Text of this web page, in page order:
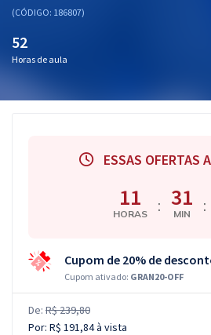
(CÓDIGO: 186807)
52
Horas de aula
ESSAS OFERTAS
11
HORAS : 31
MIN :
Cupom de 20% de
Cupom ativado: GRAN20-OFF
De: R$ 239,80
Por: R$ 191,84à vista